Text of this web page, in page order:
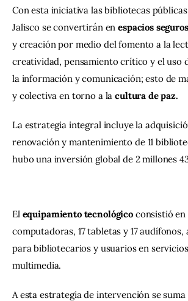
Con esta iniciativa las bibliotecas
Jalisco se convertirán en espacios seguros
y creación por medio del fomento a la
creatividad, pensamiento crítico y el uso
la información y comunicación; esto de
y colectiva en torno a la cultura de paz.
La estrategia integral incluye la
renovación y mantenimiento de 11
hubo una inversión global de 2 millones
El equipamiento tecnológico consistió en
computadoras, 17 tabletas y 17
para bibliotecarios y usuarios en
multimedia.
A esta estrategia de intervención se suma